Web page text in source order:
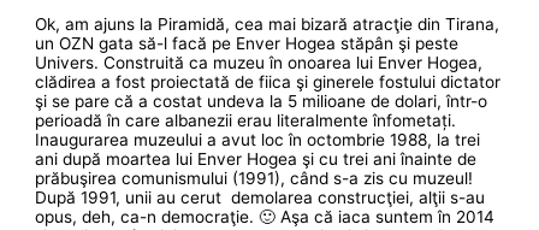
Ok, am ajuns la Piramidă, cea mai bizară atracţie din Tirana,
un OZN gata să-l facă pe Enver Hogea stăpân şi peste
Univers. Construită ca muzeu în onoarea lui Enver Hogea,
clădirea a fost proiectată de fiica şi ginerele fostului dictator
şi se pare că a costat undeva la 5 milioane de dolari, într-o
perioadă în care albanezii erau literalmente înfometați.
Inaugurarea muzeului a avut loc în octombrie 1988, la trei
ani după moartea lui Enver Hogea şi cu trei ani înainte de
prăbuşirea comunismului (1991), când s-a zis cu muzeul!
După 1991, unii au cerut demolarea construcţiei, alţii s-au
opus, deh, ca-n democraţie. 🙂 Aşa că iaca suntem în 2014